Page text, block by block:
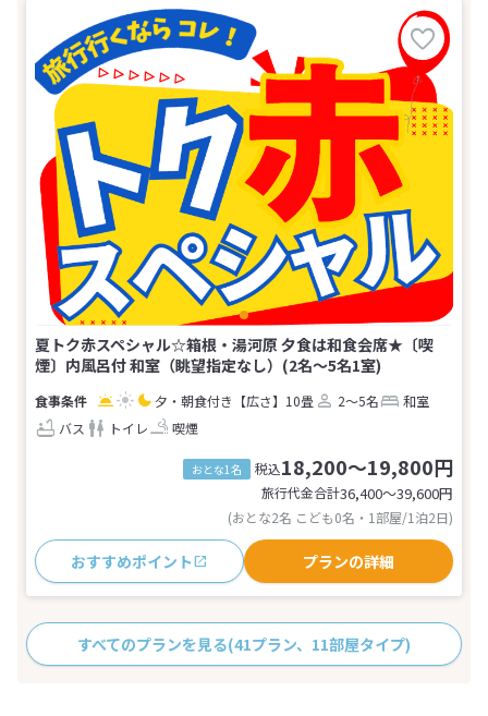
夏トク赤スペシャル☆箱根・湯河原 夕食は和食会席★〔喫
煙〕内風呂付 和室（眺望指定なし）(2名～5名1室)
夕・朝食付き 【広さ】10畳 2～5名
和室
バス
トイレ 喫煙
おとな1名 税込18,200～19,800円
旅行代金合計36,400〜39,600円
(おとな2名 こども0名・1部屋/1泊2日)
おすすめポイント プランの詳細
すべてのプランを見る(41プラン、11部屋タイプ)